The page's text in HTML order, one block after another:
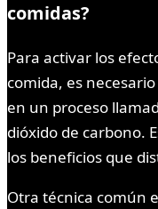
comidas?
Para activar los
comida, es
en un proceso
dióxido de carbono.
los beneficios que
Otra técnica común